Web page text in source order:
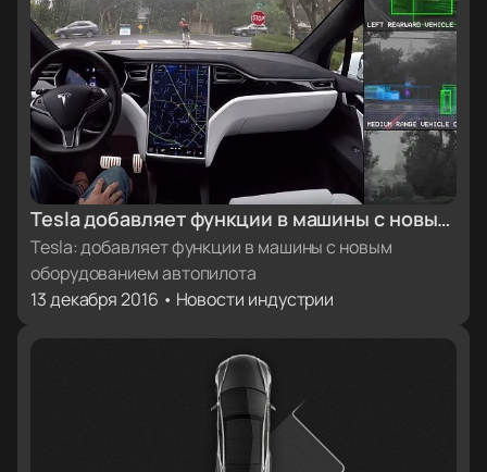
Tesla добавляет функции в машины с новым
оборудованием автопилота
Tesla: добавляет функции в машины с новым
оборудованием автопилота
13 декабря 2016 • Новости индустрии